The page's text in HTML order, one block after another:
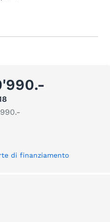
di finanziamento